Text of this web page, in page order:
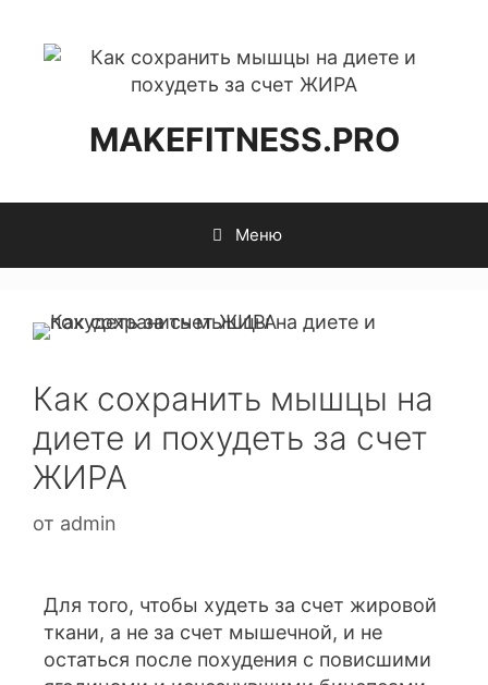
MAKEFITNESS.PRO
Меню
Как сохранить мышцы на
диете и похудеть за счет
ЖИРА
от admin
Для того, чтобы худеть за счет жировой
ткани, а не за счет мышечной, и не
остаться после похудения с повисшими